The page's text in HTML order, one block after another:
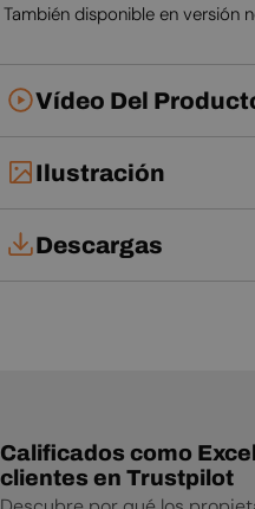
También disponible en versión
Vídeo Del
Ilustración
Descargas
Calificados como
clientes en Trustpilot